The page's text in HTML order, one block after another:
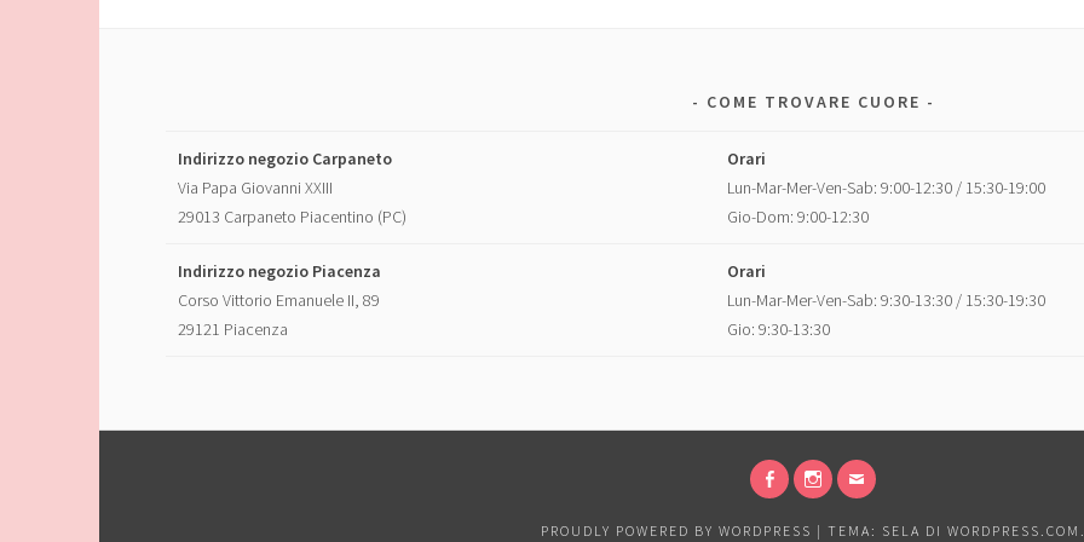
COME TROVARE CUORE
Indirizzo negozio Carpaneto
Via Papa Giovanni XXIII
29013 Carpaneto Piacentino (PC)
Orari
Lun-Mar-Mer-Ven-Sab: 9:00-12:30 / 15:30-19:00
Gio-Dom: 9:00-12:30
Indirizzo negozio Piacenza
Corso Vittorio Emanuele II, 89
29121 Piacenza
Orari
Lun-Mar-Mer-Ven-Sab: 9:30-13:30 / 15:30-19:30
Gio: 9:30-13:30
PROUDLY POWERED BY WORDPRESS | TEMA: SELA DI WORDPRESS.COM